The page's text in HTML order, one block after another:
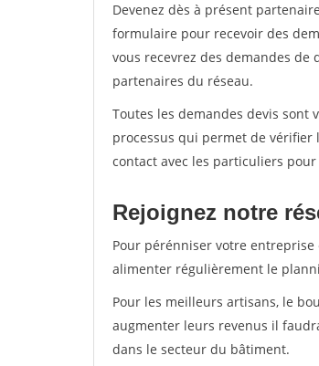
Devenez dès à présent
formulaire pour recevoir des
vous recevrez des demandes
partenaires du réseau.
Toutes les demandes devis sont
processus qui permet de vérifier
contact avec les particuliers
Rejoignez notre
Pour pérénniser votre
alimenter régulièrement le
Pour les meilleurs artisans, le
augmenter leurs revenus il
dans le secteur du bâtiment.